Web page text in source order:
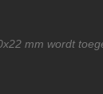
mm wordt